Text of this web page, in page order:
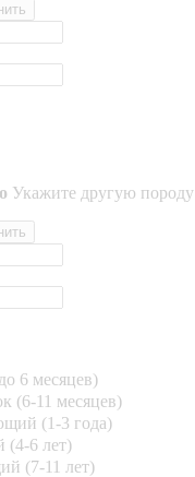
Укажите другую породу
6 месяцев)
(6-11 месяцев)
(1-3 года)
(4-6 лет)
(7-11 лет)